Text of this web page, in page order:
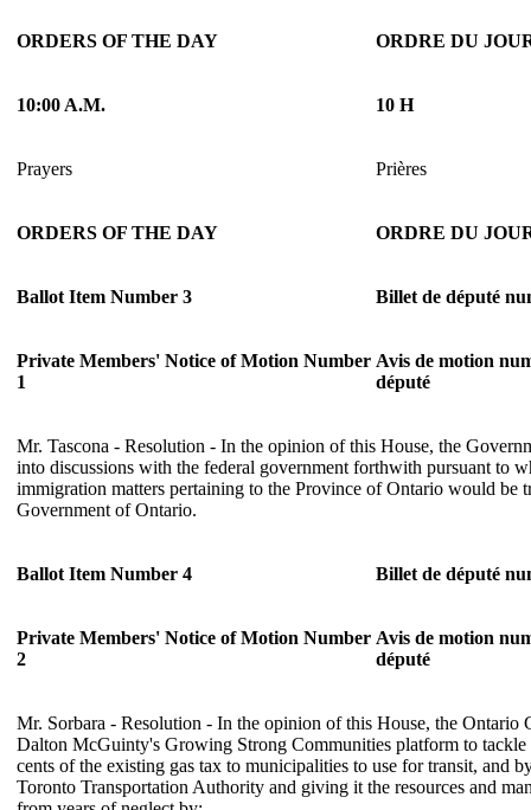
ORDERS OF THE DAY ORDRE DU
10:00 A.M. 10 H
Prayers Prières
ORDERS OF THE DAY ORDRE DU
Ballot Item Number 3 Billet de député
Private Members' Notice of Motion Number
1
Avis de motion
député
Mr. Tascona - Resolution - In the opinion of this House, the
into discussions with the federal government forthwith pursuant to
immigration matters pertaining to the Province of Ontario would be
Government of Ontario.
Ballot Item Number 4 Billet de député
Private Members' Notice of Motion Number
2
Avis de motion
député
Mr. Sorbara - Resolution - In the opinion of this House, the Ontario
Dalton McGuinty's Growing Strong Communities platform to
cents of the existing gas tax to municipalities to use for transit, and
Toronto Transportation Authority and giving it the resources and